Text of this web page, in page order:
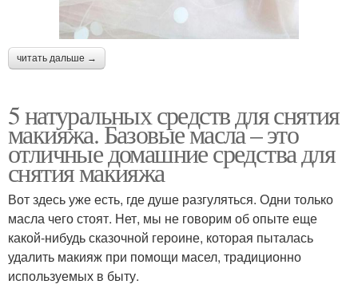
читать дальше →
5 натуральных средств для снятия
макияжа. Базовые масла – это
отличные домашние средства для
снятия макияжа
Вот здесь уже есть, где душе разгуляться. Одни только
масла чего стоят. Нет, мы не говорим об опыте еще
какой-нибудь сказочной героине, которая пыталась
удалить макияж при помощи масел, традиционно
используемых в быту.